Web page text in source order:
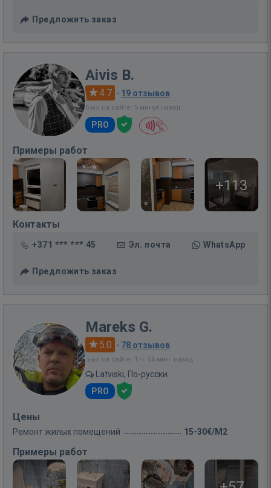
Предложить заказ
Aivis B.
4.7 · 19 отзывов
Был на сайте: 5 минут назад
PRO
Примеры работ
+113
Контакты
+371 *** *** 45 Эл. почта WhatsApp
Предложить заказ
Mareks G.
5.0 · 78 отзывов
Был на сайте: 1 ч. 56 мин. назад
Latviski, По-русски
PRO
Цены
Ремонт жилых помещений 15-30€/M2
Примеры работ